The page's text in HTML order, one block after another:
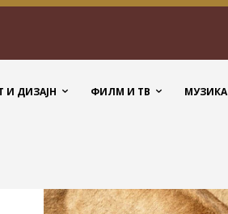
И ДИЗАЈН ФИЛМ И ТВ МУЗИКА